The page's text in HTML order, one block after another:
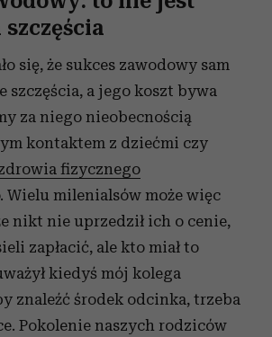
się, że sukces zawodowy sam
szczęścia, a jego koszt bywa
za niego nieobecnością
kontaktem z dziećmi czy
fizycznego
Wielu milenialsów może więc
nikt nie uprzedził ich o cenie,
zapłacić, ale kto miał to
kiedyś mój kolega
znaleźć środek odcinka, trzeba
Pokolenie naszych rodziców